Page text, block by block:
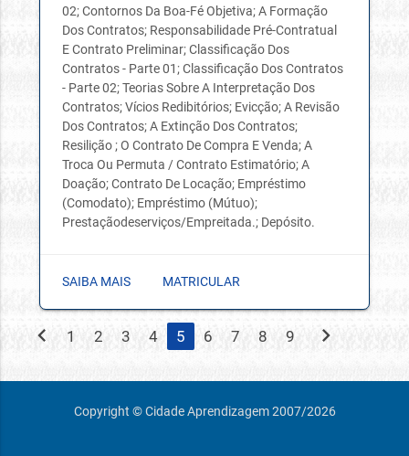
02; Contornos Da Boa-Fé Objetiva; A Formação
Dos Contratos; Responsabilidade Pré-Contratual
E Contrato Preliminar; Classificação Dos
Contratos - Parte 01; Classificação Dos Contratos
- Parte 02; Teorias Sobre A Interpretação Dos
Contratos; Vícios Redibitórios; Evicção; A Revisão
Dos Contratos; A Extinção Dos Contratos;
Resilição ; O Contrato De Compra E Venda; A
Troca Ou Permuta / Contrato Estimatório; A
Doação; Contrato De Locação; Empréstimo
(Comodato); Empréstimo (Mútuo);
Prestaçãodeserviços/Empreitada.; Depósito.
SAIBA MAIS MATRICULAR
chevron_left 1 2 3 4 5 6 7 8 9 chevron_right
Copyright © Cidade Aprendizagem 2007/2026